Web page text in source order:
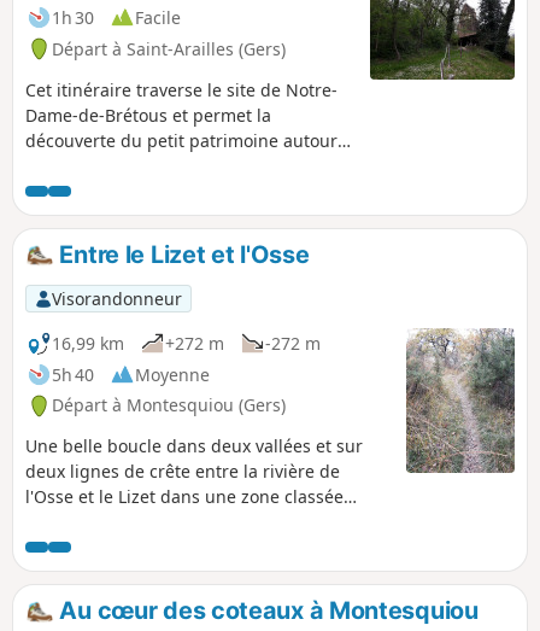
1h 30
Facile
Départ à Saint-Arailles (Gers)
Cet itinéraire traverse le site de Notre-
Dame-de-Brétous et permet la
découverte du petit patrimoine autour
Entre le Lizet et l'Osse
Visorandonneur
16,99 km
+272 m
-272 m
5h 40
Moyenne
Départ à Montesquiou (Gers)
Une belle boucle dans deux vallées et sur
deux lignes de crête entre la rivière de
l'Osse et le Lizet dans une zone classée
Au cœur des coteaux à Montesquiou